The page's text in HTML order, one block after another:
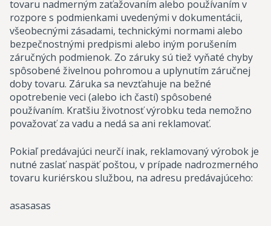
tovaru nadmerným zaťažovaním alebo používaním v
rozpore s podmienkami uvedenými v dokumentácii,
všeobecnými zásadami, technickými normami alebo
bezpečnostnými predpismi alebo iným porušením
záručných podmienok. Zo záruky sú tiež vyňaté chyby
spôsobené živelnou pohromou a uplynutím záručnej
doby tovaru. Záruka sa nevzťahuje na bežné
opotrebenie veci (alebo ich častí) spôsobené
používaním. Kratšiu životnosť výrobku teda nemožno
považovať za vadu a nedá sa ani reklamovať.
Pokiaľ predávajúci neurčí inak, reklamovaný výrobok je
nutné zaslať naspäť poštou, v prípade nadrozmerného
tovaru kuriérskou službou, na adresu predávajúceho:
asasasas